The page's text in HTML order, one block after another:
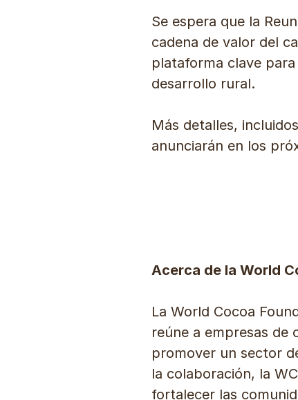
Se espera que la
cadena de valor del
plataforma clave
desarrollo rural.
Más detalles,
anunciarán en los
Acerca de la World
La World Cocoa
reúne a empresas de
promover un sector
la colaboración, la
fortalecer las